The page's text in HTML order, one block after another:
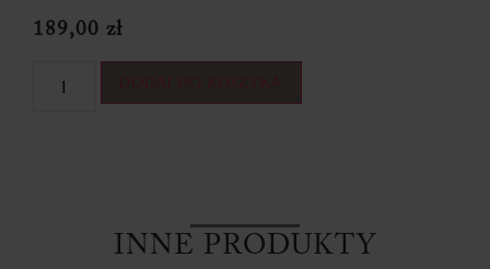
189,00 zł
INNE PRODUKTY